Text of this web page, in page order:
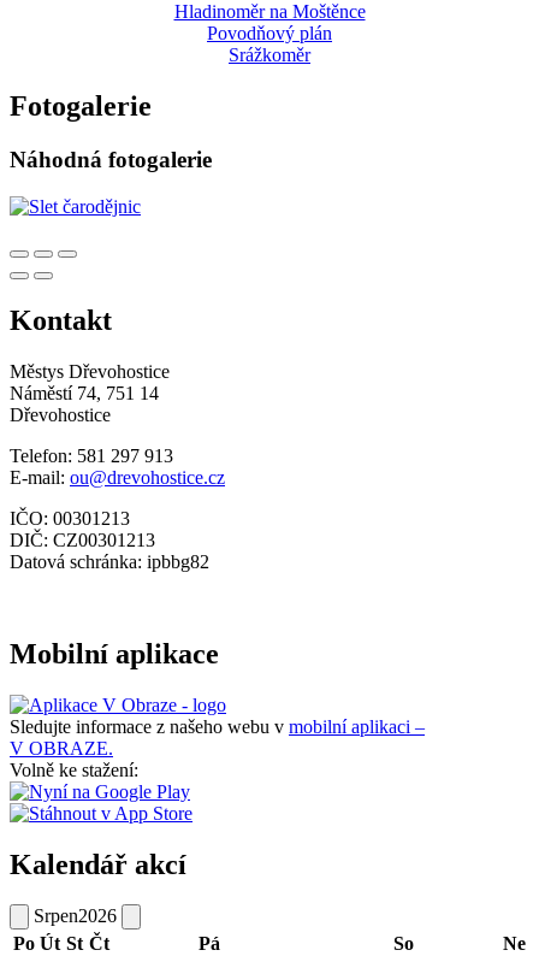
Hladinoměr na Moštěnce
Povodňový plán
Srážkoměr
Fotogalerie
Náhodná fotogalerie
Kontakt
Městys Dřevohostice
Náměstí 74, 751 14
Dřevohostice
Telefon: 581 297 913
E-mail: ou@drevohostice.cz
IČO: 00301213
DIČ: CZ00301213
Datová schránka: ipbbg82
Mobilní aplikace
Sledujte informace z našeho webu v mobilní aplikaci –
V OBRAZE.
Volně ke stažení:
Kalendář akcí
Srpen2026
Po Út St Čt Pá So Ne